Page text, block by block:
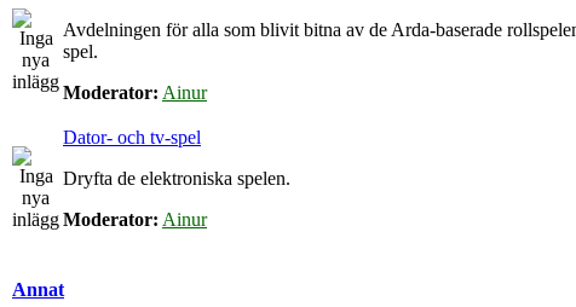
Avdelningen för alla som blivit bitna av de Arda-baserade
spel.
Moderator: Ainur
Dator- och tv-spel
Dryfta de elektroniska spelen.
Moderator: Ainur
Annat